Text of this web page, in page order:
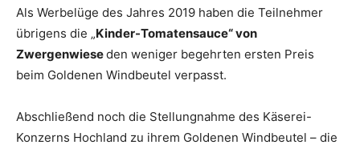
Als Werbelüge des Jahres 2019 haben die Teilnehmer
übrigens die „Kinder-Tomatensauce“ von
Zwergenwieseden weniger begehrten ersten Preis
beim Goldenen Windbeutel verpasst.
Abschließend noch die Stellungnahme des Käserei-
Konzerns Hochland zu ihrem Goldenen Windbeutel – die